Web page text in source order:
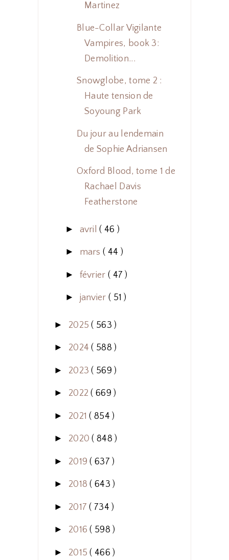
Martinez
Blue-Collar Vigilante
Vampires, book 3:
Demolition...
Snowglobe, tome 2 :
Haute tension de
Soyoung Park
Du jour au lendemain
de Sophie Adriansen
Oxford Blood, tome 1 de
Rachael Davis
Featherstone
► avril( 46 )
► mars ( 44 )
► février ( 47 )
► janvier ( 51 )
► 2025( 563 )
► 2024( 588 )
► 2023( 569 )
► 2022( 669 )
► 2021( 854 )
► 2020( 848 )
► 2019( 637 )
► 2018( 643 )
► 2017( 734 )
► 2016( 598 )
► 2015( 466 )